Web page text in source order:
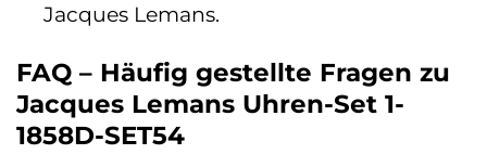
Jacques Lemans.
FAQ – Häufig gestellte Fragen zu
Jacques Lemans Uhren-Set 1-
1858D-SET54